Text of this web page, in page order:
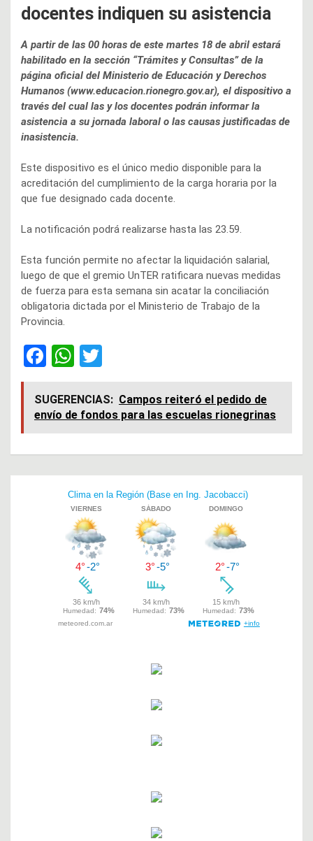
docentes indiquen su asistencia
A partir de las 00 horas de este martes 18 de abril estará
habilitado en la sección “Trámites y Consultas” de la
página oficial del Ministerio de Educación y Derechos
Humanos (www.educacion.rionegro.gov.ar), el dispositivo a
través del cual las y los docentes podrán informar la
asistencia a su jornada laboral o las causas justificadas de
inasistencia.
Este dispositivo es el único medio disponible para la
acreditación del cumplimiento de la carga horaria por la
que fue designado cada docente.
La notificación podrá realizarse hasta las 23.59.
Esta función permite no afectar la liquidación salarial,
luego de que el gremio UnTER ratificara nuevas medidas
de fuerza para esta semana sin acatar la conciliación
obligatoria dictada por el Ministerio de Trabajo de la
Provincia.
F
a
ce
b
W
h
at
s
p
wi
tt
er
SUGERENCIAS: Campos reiteró el pedido de
envío de fondos para las escuelas rionegrinas
entradas